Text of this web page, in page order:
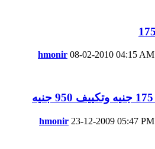
hmonir 08-02-2010 04:15 AM
hmonir 23-12-2009 05:47 PM